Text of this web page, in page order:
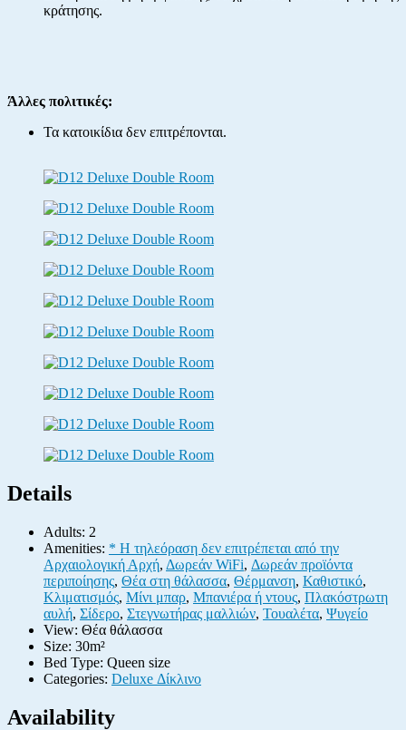
κράτησης.
Άλλες πολιτικές:
Τα κατοικίδια δεν επιτρέπονται.
Details
Adults: 2
Amenities: * Η τηλεόραση δεν επιτρέπεται από την
Αρχαιολογική Αρχή, Δωρεάν WiFi, Δωρεάν προϊόντα
περιποίησης, Θέα στη θάλασσα, Θέρμανση, Καθιστικό,
Κλιματισμός, Μίνι μπαρ, Μπανιέρα ή ντους, Πλακόστρωτη
αυλή, Σίδερο, Στεγνωτήρας μαλλιών, Τουαλέτα, Ψυγείο
View: Θέα θάλασσα
Size: 30m²
Bed Type: Queen size
Categories: Deluxe Δίκλινο
Availability